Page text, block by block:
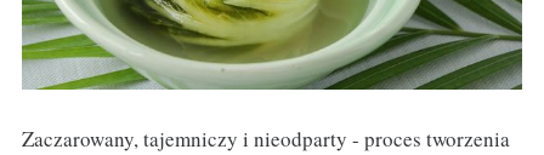
Zaczarowany, tajemniczy i nieodparty - proces tworzenia